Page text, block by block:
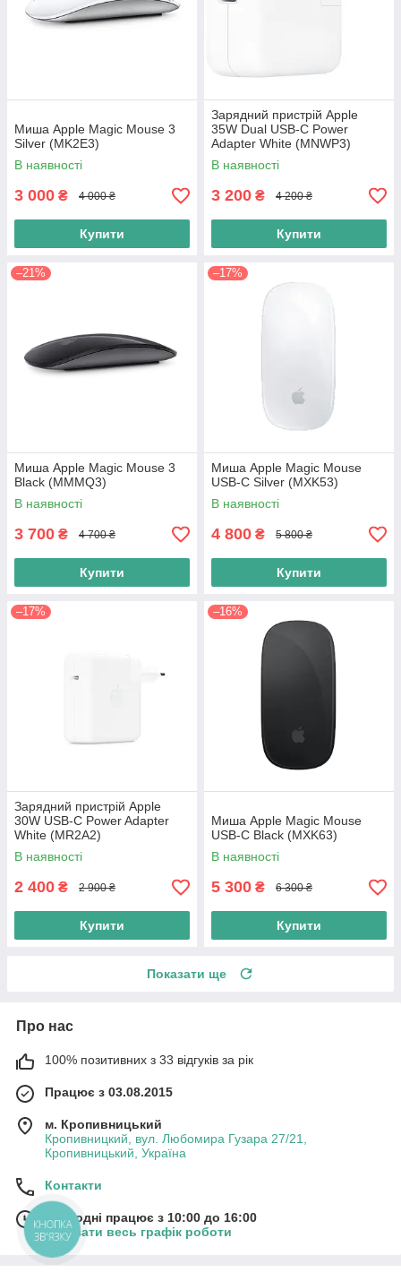
Миша Apple Magic Mouse 3
Silver (MK2E3)
В наявності
3 000 ₴ 4 000 ₴
Купити
Зарядний пристрій Apple
35W Dual USB-C Power
Adapter White (MNWP3)
В наявності
3 200 ₴ 4 200 ₴
Купити
–21%
Миша Apple Magic Mouse 3
Black (MMMQ3)
В наявності
3 700 ₴ 4 700 ₴
Купити
–17%
Миша Apple Magic Mouse
USB-C Silver (MXK53)
В наявності
4 800 ₴ 5 800 ₴
Купити
–17%
Зарядний пристрій Apple
30W USB-C Power Adapter
White (MR2A2)
В наявності
2 400 ₴ 2 900 ₴
Купити
–16%
Миша Apple Magic Mouse
USB-C Black (MXK63)
В наявності
5 300 ₴ 6 300 ₴
Купити
Показати ще
Про нас
100% позитивних з 33 відгуків за рік
Працює з 03.08.2015
м. Кропивницький
Кропивницкий, вул. Любомира Гузара 27/21,
Кропивницький, Україна
Контакти
Сьогодні працює з 10:00 до 16:00
Показати весь графік роботи
КНОПКА
ЗВ'ЯЗКУ